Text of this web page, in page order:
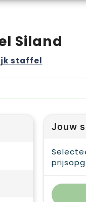
Siland
staffel
Jouw